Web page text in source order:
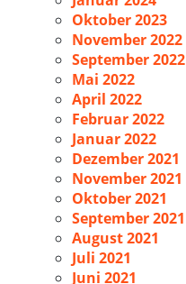
Oktober 2023
November 2022
September 2022
Mai 2022
April 2022
Februar 2022
Januar 2022
Dezember 2021
November 2021
Oktober 2021
September 2021
August 2021
Juli 2021
Juni 2021